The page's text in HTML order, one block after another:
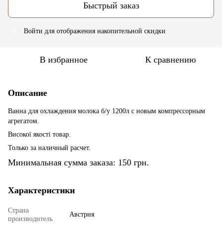
Быстрый заказ
Войти для отображения накопительной скидки
В избранное К сравнению
Описание
Ванна для охлаждения молока б/у 1200л с новым компрессорным
агрегатом.
Високої якості товар.
Только за наличный расчет.
Минимальная сумма заказа: 150 грн.
Характеристики
Страна
производитель
Австрия